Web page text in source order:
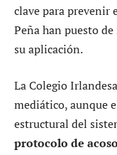
clave para prevenir
Peña han puesto
su aplicación.
La Colegio
mediático, aunque
estructural del
protocolo de